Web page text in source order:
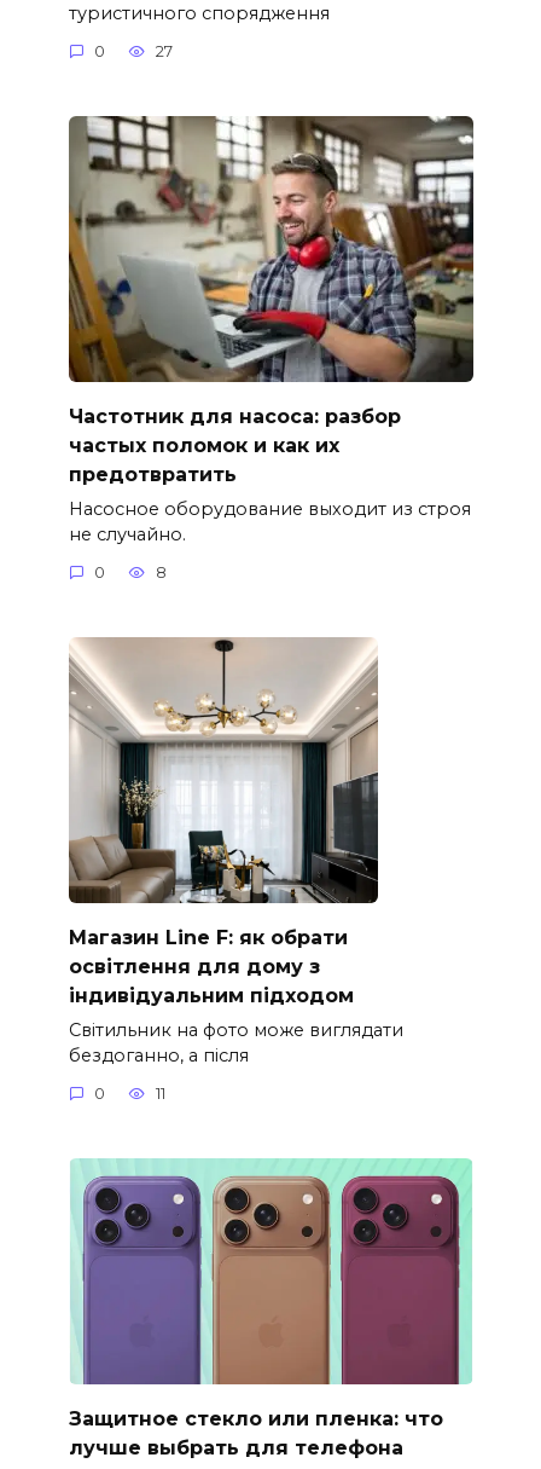
туристичного спорядження
0 27
Частотник для насоса: разбор
частых поломок и как их
предотвратить
Насосное оборудование выходит из строя
не случайно.
0 8
Магазин Line F: як обрати
освітлення для дому з
індивідуальним підходом
Світильник на фото може виглядати
бездоганно, а після
0 11
Защитное стекло или пленка: что
лучше выбрать для телефона